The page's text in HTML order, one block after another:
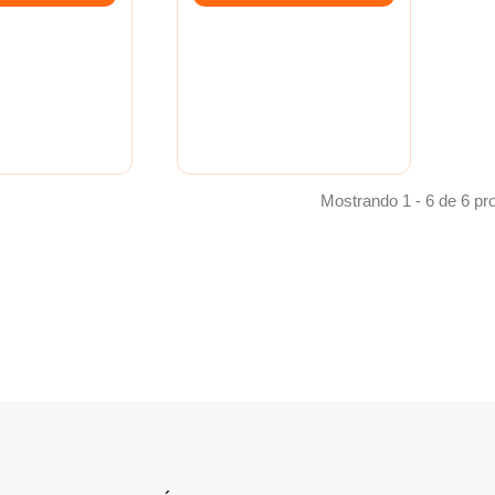
Mostrando 1 - 6 de 6